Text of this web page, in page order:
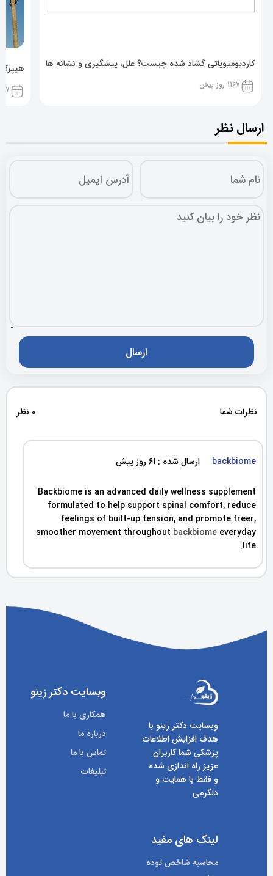
کاردیومیوپاتی گشاد شده چیست؟ علل، پیشگیری و نشانه ها
1167 روز پیش 1167
ارسال نظر
نظرات شما 0 نظر
backbiome ارسال شده : 61 روز پیش
Backbiome is an advanced daily wellness supplement
formulated to help support spinal comfort, reduce
feelings of built-up tension, and promote freer,
smoother movement throughout backbiome everyday
life.
وبسایت دکتر زینو با
هدف افزایش اطلاعات
پزشکی شما کاربران
عزیز راه اندازی شده
و فقط با همایت و
دلگرمی
وبسایت دکتر زینو
همکاری با ما
درباره ما
تماس با ما
تبلیغات
لینک های مفید
محاسبه شاخص توده